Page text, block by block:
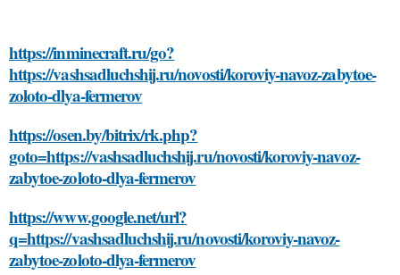
https://inminecraft.ru/go?
https://vashsadluchshij.ru/novosti/koroviy-navoz-zabytoe-
zoloto-dlya-fermerov
https://osen.by/bitrix/rk.php?
goto=https://vashsadluchshij.ru/novosti/koroviy-navoz-
zabytoe-zoloto-dlya-fermerov
https://www.google.net/url?
q=https://vashsadluchshij.ru/novosti/koroviy-navoz-
zabytoe-zoloto-dlya-fermerov